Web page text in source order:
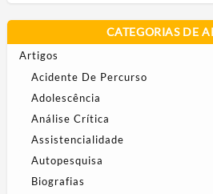
CATEGORIAS DE
Artigos
Acidente De Percurso
Adolescência
Análise Crítica
Assistencialidade
Autopesquisa
Biografias